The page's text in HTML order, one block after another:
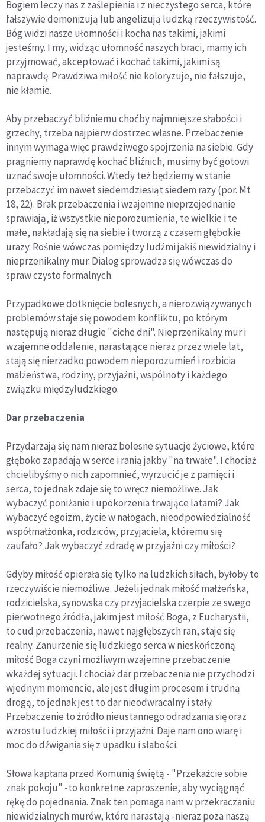
Bogiem leczy nas z zaślepienia i z nieczystego serca, które
fałszywie demonizują lub angelizują ludzką rzeczywistość.
Bóg widzi nasze ułomności i kocha nas takimi, jakimi
jesteśmy. I my, widząc ułomność naszych braci, mamy ich
przyjmować, akceptować i kochać takimi, jakimi są
naprawdę. Prawdziwa miłość nie koloryzuje, nie fałszuje,
nie kłamie.
Aby przebaczyć bliźniemu choćby najmniejsze słabości i
grzechy, trzeba najpierw dostrzec własne. Przebaczenie
innym wymaga więc prawdziwego spojrzenia na siebie. Gdy
pragniemy naprawdę kochać bliźnich, musimy być gotowi
uznać swoje ułomności. Wtedy też będziemy w stanie
przebaczyć im nawet siedemdziesiąt siedem razy (por. Mt
18, 22). Brak przebaczenia i wzajemne nieprzejednanie
sprawiają, iż wszystkie nieporozumienia, te wielkie i te
małe, nakładają się na siebie i tworzą z czasem głębokie
urazy. Rośnie wówczas pomiędzy ludźmi jakiś niewidzialny i
nieprzenikalny mur. Dialog sprowadza się wówczas do
spraw czysto formalnych.
Przypadkowe dotknięcie bolesnych, a nierozwiązywanych
problemów staje się powodem konfliktu, po którym
następują nieraz długie "ciche dni". Nieprzenikalny mur i
wzajemne oddalenie, narastające nieraz przez wiele lat,
stają się nierzadko powodem nieporozumień i rozbicia
małżeństwa, rodziny, przyjaźni, wspólnoty i każdego
związku międzyludzkiego.
Dar przebaczenia
Przydarzają się nam nieraz bolesne sytuacje życiowe, które
głęboko zapadają w serce i ranią jakby "na trwałe". I chociaż
chcielibyśmy o nich zapomnieć, wyrzucić je z pamięci i
serca, to jednak zdaje się to wręcz niemożliwe. Jak
wybaczyć poniżanie i upokorzenia trwające latami? Jak
wybaczyć egoizm, życie w nałogach, nieodpowiedzialność
współmałżonka, rodziców, przyjaciela, któremu się
zaufało? Jak wybaczyć zdradę w przyjaźni czy miłości?
Gdyby miłość opierała się tylko na ludzkich siłach, byłoby to
rzeczywiście niemożliwe. Jeżeli jednak miłość małżeńska,
rodzicielska, synowska czy przyjacielska czerpie ze swego
pierwotnego źródła, jakim jest miłość Boga, z Eucharystii,
to cud przebaczenia, nawet najgłębszych ran, staje się
realny. Zanurzenie się ludzkiego serca w nieskończoną
miłość Boga czyni możliwym wzajemne przebaczenie
wkażdej sytuacji. I chociaż dar przebaczenia nie przychodzi
wjednym momencie, ale jest długim procesem i trudną
drogą, to jednak jest to dar nieodwracalny i stały.
Przebaczenie to źródło nieustannego odradzania się oraz
wzrostu ludzkiej miłości i przyjaźni. Daje nam ono wiarę i
moc do dźwigania się z upadku i słabości.
Słowa kapłana przed Komunią świętą - "Przekażcie sobie
znak pokoju" -to konkretne zaproszenie, aby wyciągnąć
rękę do pojednania. Znak ten pomaga nam w przekraczaniu
niewidzialnych murów, które narastają -nieraz poza naszą